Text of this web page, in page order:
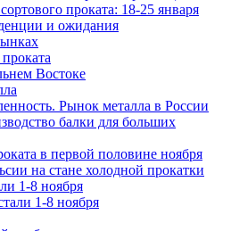
проката: 18-25 января
и ожидания
Востоке
Рынок металла в России
балки для больших
в первой половине ноября
на стане холодной прокатки
1-8 ноября
1-8 ноября